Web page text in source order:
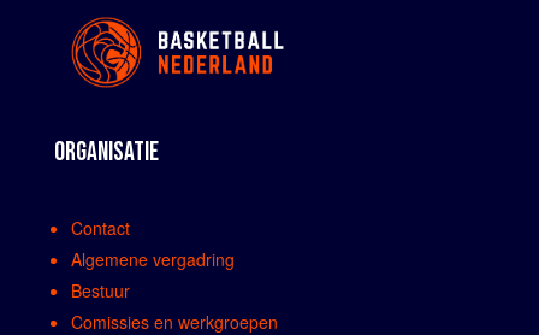
ORGANISATIE
Contact
Algemene vergadring
Bestuur
Comissies en werkgroepen